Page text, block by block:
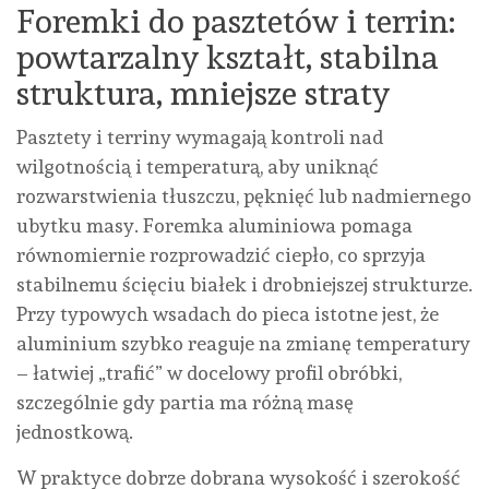
Foremki do pasztetów i terrin:
powtarzalny kształt, stabilna
struktura, mniejsze straty
Pasztety i terriny wymagają kontroli nad
wilgotnością i temperaturą, aby uniknąć
rozwarstwienia tłuszczu, pęknięć lub nadmiernego
ubytku masy. Foremka aluminiowa pomaga
równomiernie rozprowadzić ciepło, co sprzyja
stabilnemu ścięciu białek i drobniejszej strukturze.
Przy typowych wsadach do pieca istotne jest, że
aluminium szybko reaguje na zmianę temperatury
– łatwiej „trafić” w docelowy profil obróbki,
szczególnie gdy partia ma różną masę
jednostkową.
W praktyce dobrze dobrana wysokość i szerokość